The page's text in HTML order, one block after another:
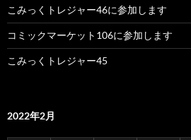
こみっくトレジャー46に参加します
コミックマーケット106に参加します
こみっくトレジャー45
2022年2月